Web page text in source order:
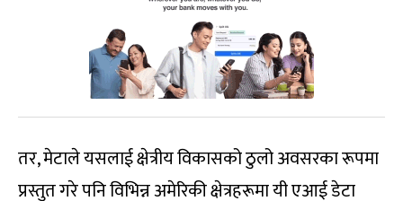
तर, मेटाले यसलाई क्षेत्रीय विकासको ठुलो अवसरका रूपमा
प्रस्तुत गरे पनि विभिन्न अमेरिकी क्षेत्रहरूमा यी एआई डेटा